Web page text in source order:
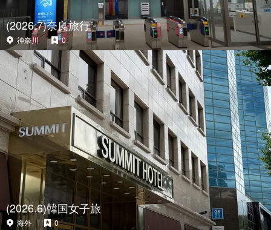
(2026.7)奈良旅行
神奈川 0
(2026.6)韓国女子旅
海外 0